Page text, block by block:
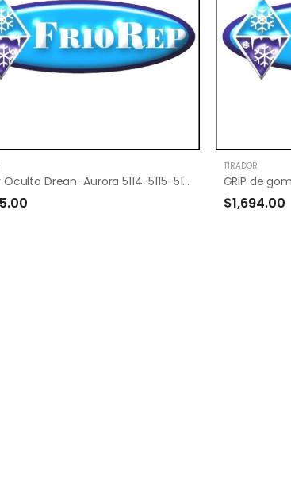
Tirador Oculto Drean-Aurora 5114-5115-5116-5117=
TIRADOR
$1,694.00